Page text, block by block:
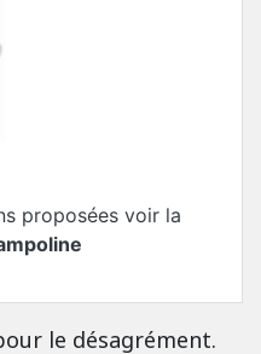
proposées voir la
le désagrément.